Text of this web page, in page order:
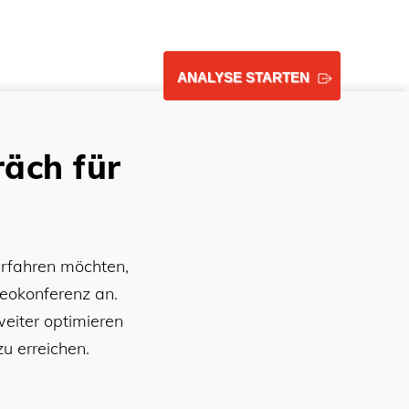
ANALYSE STARTEN
für
möchten,
an.
optimieren
erreichen.